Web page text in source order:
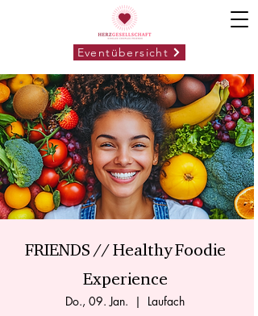
Eventübersicht
FRIENDS // Healthy Foodie
Experience
Do., 09. Jan.
  |
Laufach